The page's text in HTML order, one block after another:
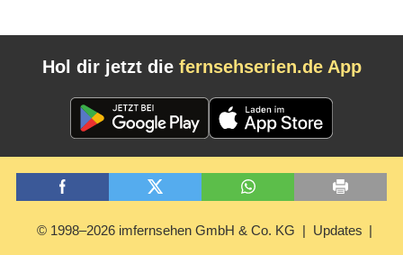
Hol dir jetzt die fernsehserien.de App
© 1998–2026 imfernsehen GmbH & Co. KG Updates